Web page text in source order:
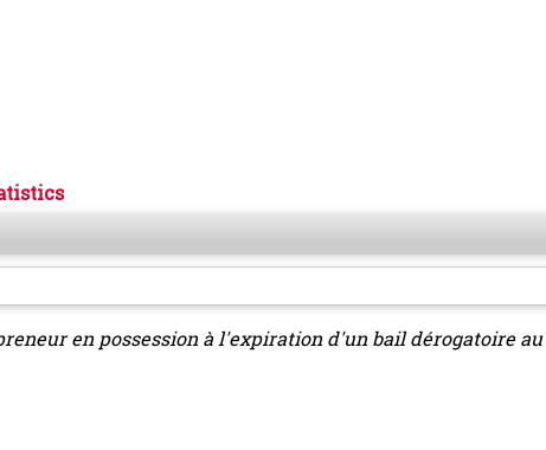
en possession à l'expiration d'un bail dérogatoire au